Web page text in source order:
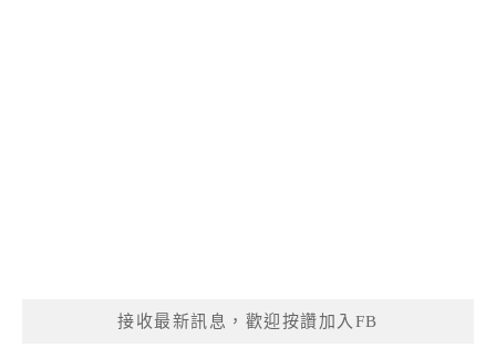
接收最新訊息，歡迎按讚加入FB